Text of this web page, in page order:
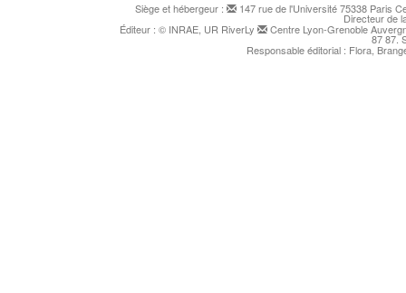
Siège et hébergeur :
147 rue de l'Université 75338 Paris
Directeur de
Éditeur : © INRAE, UR RiverLy Centre Lyon-Grenoble
87 87.
Responsable éditorial : Flora,